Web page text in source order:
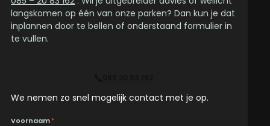
langskomen op één van onze parken? Dan kun je dat
inplannen door te bellen of onderstaand formulier in
te vullen.
We nemen zo snel mogelijk contact met je op.
Voornaam*